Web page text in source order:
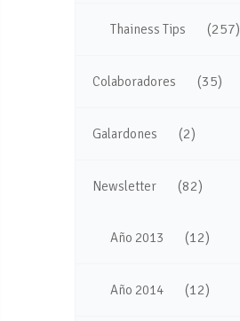
Thainess Tips (257)
Colaboradores (35)
Galardones (2)
Newsletter (82)
Año 2013 (12)
Año 2014 (12)